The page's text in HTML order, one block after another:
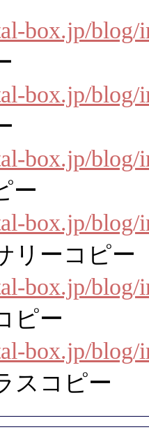
box.jp/blog/
box.jp/blog/
box.jp/blog/
ー
box.jp/blog/
リーコピー
box.jp/blog/
ピー
box.jp/blog/
スコピー